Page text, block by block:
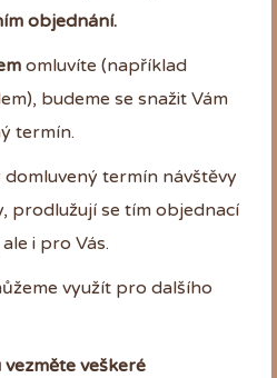
objednání.
omluvíte (například
budeme se snažit Vám
termín.
termín návštěvy
prodlužují se tím objednací
i pro Vás.
využít pro dalšího
veškeré